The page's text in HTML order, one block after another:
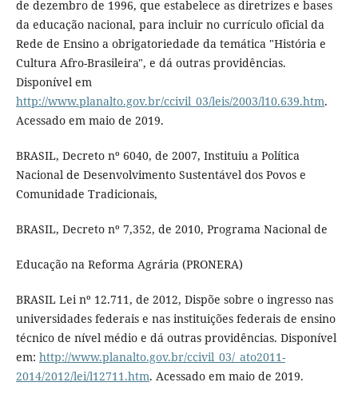
de dezembro de 1996, que estabelece as diretrizes e bases
da educação nacional, para incluir no currículo oficial da
Rede de Ensino a obrigatoriedade da temática "História e
Cultura Afro-Brasileira", e dá outras providências.
Disponível em
http://www.planalto.gov.br/ccivil_03/leis/2003/l10.639.htm.
Acessado em maio de 2019.
BRASIL, Decreto nº 6040, de 2007, Instituiu a Política
Nacional de Desenvolvimento Sustentável dos Povos e
Comunidade Tradicionais,
BRASIL, Decreto nº 7,352, de 2010, Programa Nacional de
Educação na Reforma Agrária (PRONERA)
BRASIL Lei nº 12.711, de 2012, Dispõe sobre o ingresso nas
universidades federais e nas instituições federais de ensino
técnico de nível médio e dá outras providências. Disponível
em: http://www.planalto.gov.br/ccivil_03/_ato2011-
2014/2012/lei/l12711.htm. Acessado em maio de 2019.